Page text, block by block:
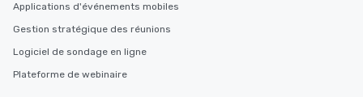
Applications d'événements mobiles
Gestion stratégique des réunions
Logiciel de sondage en ligne
Plateforme de webinaire